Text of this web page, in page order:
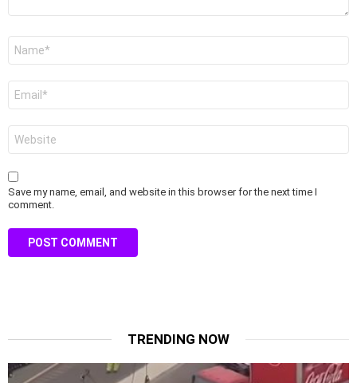
Save my name, email, and website in this browser for the next time I
comment.
TRENDING NOW